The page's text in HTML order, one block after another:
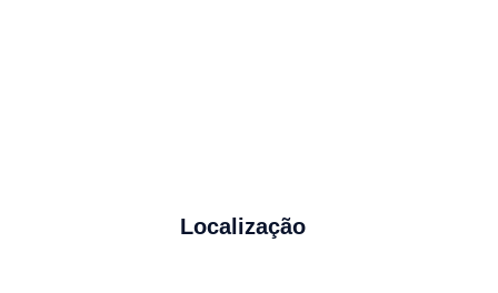
Localização